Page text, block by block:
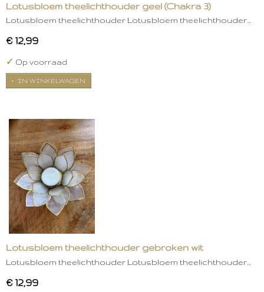
Lotusbloem theelichthouder geel (Chakra 3)
Lotusbloem theelichthouder Lotusbloem theelichthouder…
€ 12,99
✓ Op voorraad
IN WINKELWAGEN
Lotusbloem theelichthouder gebroken wit
Lotusbloem theelichthouder Lotusbloem theelichthouder…
€ 12,99